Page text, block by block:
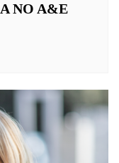
NO A&E